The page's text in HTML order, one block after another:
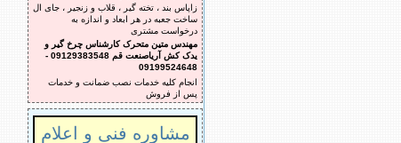
زاپاس بند ، تخته گیر ، قلاب و زنجیر ، جای ال
ساخت جعبه در هر ابعاد و اندازه به
درخواست مشتری
مهندس متین متحرک کارشناس چرخ گیر و
یدک کش آریاصنعت قم 09129383548 -
09199524648
انجام کلیه خدمات نصب ضمانت و خدمات
پس از فروش
مشاوره فنی و اعلام